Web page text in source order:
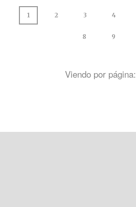
1 2 3 4
8 9
Viendo por página: